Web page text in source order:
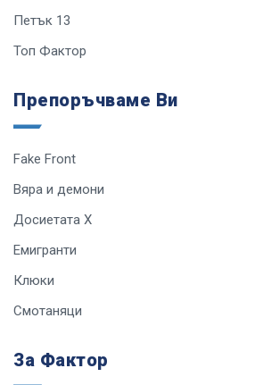
Петък 13
Топ Фактор
Препоръчваме Ви
Fake Front
Вяра и демони
Досиетата Х
Емигранти
Клюки
Смотаняци
За Фактор